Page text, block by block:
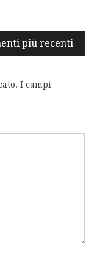
più recenti
I campi